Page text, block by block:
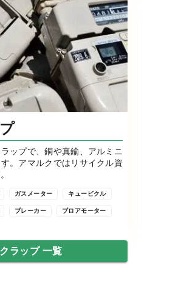
ップで、銅や真鍮、アルミニ
。アマルクではリサイクル資
ガスメーター キュービクル
ブレーカー ブロアモーター
ラップ 一覧